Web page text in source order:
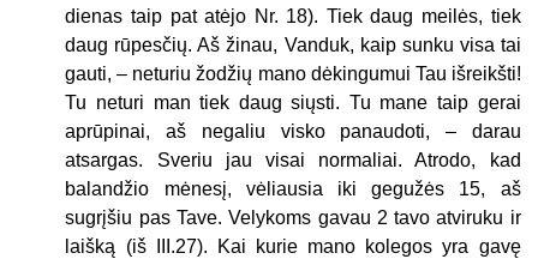
dienas taip pat atėjo Nr. 18). Tiek daug meilės, tiek
daug rūpesčių. Aš žinau, Vanduk, kaip sunku visa tai
gauti, – neturiu žodžių mano dėkingumui Tau išreikšti!
Tu neturi man tiek daug siųsti. Tu mane taip gerai
aprūpinai, aš negaliu visko panaudoti, – darau
atsargas. Sveriu jau visai normaliai. Atrodo, kad
balandžio mėnesį, vėliausia iki gegužės 15, aš
sugrįšiu pas Tave. Velykoms gavau 2 tavo atviruku ir
laišką (iš III.27). Kai kurie mano kolegos yra gavę